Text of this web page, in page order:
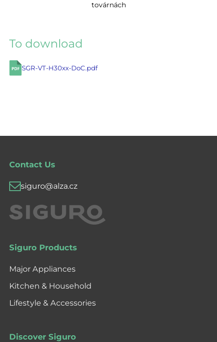
továrnách
To download
SGR-VT-H30xx-DoC.pdf
Contact Us
siguro@alza.cz
Siguro Products
Major Appliances
Kitchen & Household
Lifestyle & Accessories
Discover Siguro